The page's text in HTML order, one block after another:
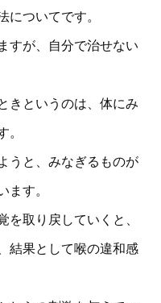
についてです。
すが、自分で治せない
きというのは、体にみ
。
うと、みなぎるものが
ます。
を取り戻していくと、
結果として喉の違和感